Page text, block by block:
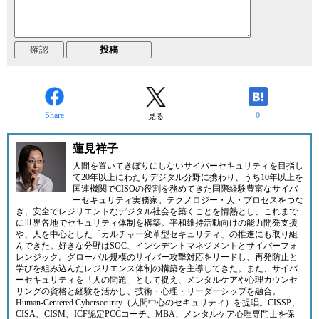
Share 見る 0
蓮見祥子
人間を置いてきぼりにしないサイバーセキュリティを目指し
て20年以上にわたりデジタル分野に携わり、うち10年以上を
国連機関でCISOの役割を務めてきた国際経験豊富なサイバ
ーセキュリティ実務家。テクノロジー・人・プロセスをつな
ぎ、安全でレジリエントなデジタル社会を築くことを情熱とし、これまで
に世界各地でセキュリティ体制を構築。平和維持活動向けの能力開発支援
や、人を中心とした「カルチャー変革型セキュリティ」の推進にも取り組
んできた。好きな分野はSOC、インシデントマネジメントとサイバーフォ
レンジック。グローバル規模のサイバー攻撃対応をリードし、再発防止と
学びを組み込んだレジリエンス体制の構築を主導してきた。また、サイバ
ーセキュリティを「人の問題」として捉え、メンタルケアや心理カウンセ
リングの資格と経験を活かし、技術・心理・リーダーシップを融合。
Human-Centered Cybersecurity（人間中心のセキュリティ）を提唱。CISSP、
CISA、CISM、ICF認定PCCコーチ、MBA、メンタルケア心理専門士を保